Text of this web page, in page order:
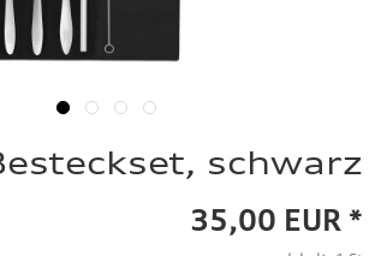
schwarz
35,00 EUR *